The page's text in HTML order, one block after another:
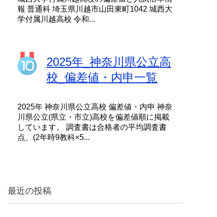
報 普通科 埼玉県川越市山田東町1042 城西大
学付属川越高校 令和...
2025年_神奈川県公立高
校_偏差値・内申一覧
2025年 神奈川県公立高校 偏差値・内申 神奈
川県公立(県立・市立)高校を偏差値順に掲載
しています。 調査書は合格者の平均調査書
点、(2年時9教科×5...
最近の投稿